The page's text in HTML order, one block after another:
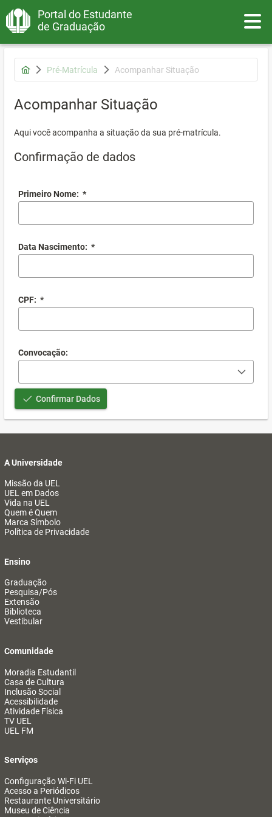
Portal do Estudante
de Graduação
Pré-Matrícula Acompanhar Situação
Acompanhar Situação
Aqui você acompanha a situação da sua pré-matrícula.
Confirmação de dados
Primeiro Nome: *
Data Nascimento: *
CPF: *
Convocação:
Confirmar Dados
A Universidade
Missão da UEL
UEL em Dados
Vida na UEL
Quem é Quem
Marca Símbolo
Política de Privacidade
Ensino
Graduação
Pesquisa/Pós
Extensão
Biblioteca
Vestibular
Comunidade
Moradia Estudantil
Casa de Cultura
Inclusão Social
Acessibilidade
Atividade Física
TV UEL
UEL FM
Serviços
Configuração Wi-Fi UEL
Acesso a Periódicos
Restaurante Universitário
Museu de Ciência